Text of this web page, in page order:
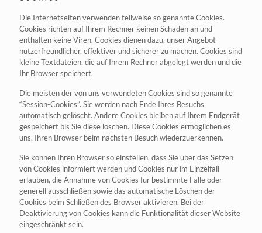
Die Internetseiten verwenden teilweise so genannte Cookies.
Cookies richten auf Ihrem Rechner keinen Schaden an und
enthalten keine Viren. Cookies dienen dazu, unser Angebot
nutzerfreundlicher, effektiver und sicherer zu machen. Cookies sind
kleine Textdateien, die auf Ihrem Rechner abgelegt werden und die
Ihr Browser speichert.
Die meisten der von uns verwendeten Cookies sind so genannte
“Session-Cookies”. Sie werden nach Ende Ihres Besuchs
automatisch gelöscht. Andere Cookies bleiben auf Ihrem Endgerät
gespeichert bis Sie diese löschen. Diese Cookies ermöglichen es
uns, Ihren Browser beim nächsten Besuch wiederzuerkennen.
Sie können Ihren Browser so einstellen, dass Sie über das Setzen
von Cookies informiert werden und Cookies nur im Einzelfall
erlauben, die Annahme von Cookies für bestimmte Fälle oder
generell ausschließen sowie das automatische Löschen der
Cookies beim Schließen des Browser aktivieren. Bei der
Deaktivierung von Cookies kann die Funktionalität dieser Website
eingeschränkt sein.